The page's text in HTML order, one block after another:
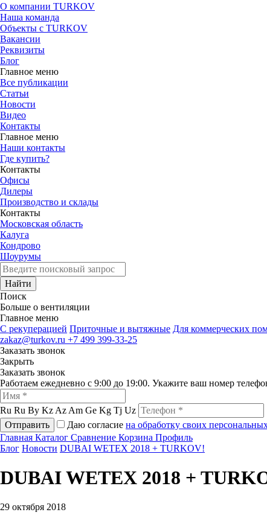
О компании TURKOV
Наша команда
Объекты с TURKOV
Вакансии
Реквизиты
Блог
Главное меню
Все публикации
Статьи
Новости
Видео
Контакты
Главное меню
Наши контакты
Где купить?
Контакты
Офисы
Дилеры
Производство и склады
Контакты
Московская область
Калуга
Кондрово
Шоурумы
Найти
Поиск
Больше о вентиляции
Главное меню
C рекуперацией Приточные и вытяжные Для коммерческих
zakaz@turkov.ru +7 499 399-33-25
Заказать звонок
Закрыть
Заказать звонок
Работаем ежедневно с 9:00 до 19:00. Укажите ваш номер
Ru Ru By Kz Az Am Ge Kg Tj Uz
Отправить
Даю согласие на обработку своих
Главная Каталог Сравнение Корзина Профиль
Блог Новости DUBAI WETEX 2018 + TURKOV!
DUBAI WETEX 2018 +
29 октября 2018